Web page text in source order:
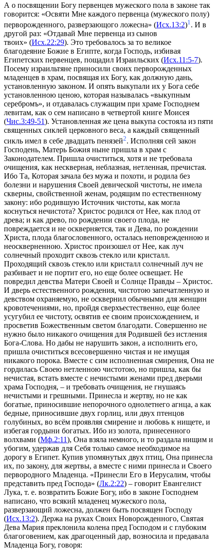
А о посвящении Богу первенцев мужеского пола в законе так
говорится: «Освяти Мне каждого первенца (мужеского полу)
перворожденного, разверзающого ложесна» (Исх.13:2)1 . И в
другой раз: «Отдавай Мне первенца из сынов
твоих» (Исх.22:29). Это требовалось за то великое
благодеяние Божие в Египте, когда Господь, избивая
Египетских первенцев, пощадил Израильских (Исх.11:5-7).
Посему израильтяне приносили своих перворожденных
младенцев в храм, посвящая их Богу, как должную дань,
установленную законом. И опять выкупали их у Бога себе
установленною ценою, которая называлась «выкупным
серебромъ», и отдавалась служащим при храме Господнем
левитам, как о сем написано в четвертой книге Моисея
(Чис.3:49-51). Установленная же цена выкупа состояла из пяти
священных сиклей церковного веса, а каждый священный
сикль имел в себе двадцать пенязей2. Исполняя сей закон
Господень, Матерь Божия ныне пришла в храм с
Законодателем. Пришла очиститься, хотя и не требовала
очищения, как нескверная, неблазная, нетленная, пречистая.
Ибо Та, Которая зачала без мужа и похоти, и родила без
болезни и нарушения Своей девической чистоты, не имела
скверны, свойственной женам, родящим по естественному
закону: ибо родившую Источник чистоты, как могла
коснуться нечистота? Христос родился от Нее, как плод от
древа; и как древо, по рождении своего плода, не
повреждается и не оскверняется, так и Дева, по рождении
Христа, плода благословенного, осталась неповрежденною и
неоскверненною. Христос произошел от Нее, как луч
солнечный проходит сквозь стекло или кристалл.
Проходящий сквозь стекло или кристалл солнечный луч не
разбивает и не портит его, но еще более освещает. Не
повредил девства Матери Своей и Солнце Правды – Христос.
И дверь естественного рождения, чистотою запечатленную и
девством охраняемую, не осквернил обычными для женщин
кровотечениями, но, пройдя сверхъестественно, еще более
усугубил ее чистоту, освятив ее своим происхождением, и
просветив Божественным светом благодати. Совершенно не
нужно было никакого очищения для Родившей без истления
Бога-Слова. Но дабы не нарушить закон, а исполнить его,
пришла очиститься всесовершенно чистая и не имущая
никакого порока. Вместе с сим исполненная смирения, Она не
гордилась Своею нетленною чистотою, но пришла, как бы
нечистая, встать вместе с нечистыми женами пред дверьми
храма Господня, – и требовать очищения, не гнушаясь
нечистыми и грешными. Принесла и жертву, но не как
богатые, приносившие непорочного однолетнего агнца, а как
бедные, приносившие двух горлиц, или двух птенцов
голубиных, во всём проявляя смирение и любовь к нищете, и
избегая гордыни богатых. Ибо из золота, принесенного
волхвами (Мф.2:11), Она взяла немного, и то раздала нищим и
убогим, удержав для Себя только самое необходимое на
дорогу в Египет. Купив упомянутых двух птиц, Она принесла
их, по закону, для жертвы, а вместе с ними принесла и Своего
первородного Младенца. «Принесли Его в Иерусалим, чтобы
представить пред Господа» (Лк.2:22) – говорит Евангелист
Лука, т. е. возвратить Божие Богу, ибо в законе Господнем
написано, что всякий младенец мужеского пола,
разверзающий ложесна, должен быть посвящен Господу
(Исх.13:2). Держа на руках Своих Новорожденного, Святая
Дева Мария преклонила колена пред Господом и с глубоким
благоговением, как драгоценный дар, возносила и предавала
Младенца Богу, говоря: